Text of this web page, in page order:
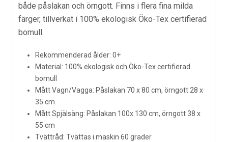
både påslakan och örngott. Finns i flera fina milda
färger, tillverkat i 100% ekologisk Öko-Tex certifierad
bomull.
Rekommenderad ålder: 0+
Material: 100% ekologisk och Öko-Tex certifierad
bomull
Mått Vagn/Vagga: Påslakan 70 x 80 cm, örngott 28 x
35 cm
Mått Spjälsäng: Påslakan 100x 130 cm, örngott 38 x
55 cm
Tvättråd: Tvättas i maskin 60 grader